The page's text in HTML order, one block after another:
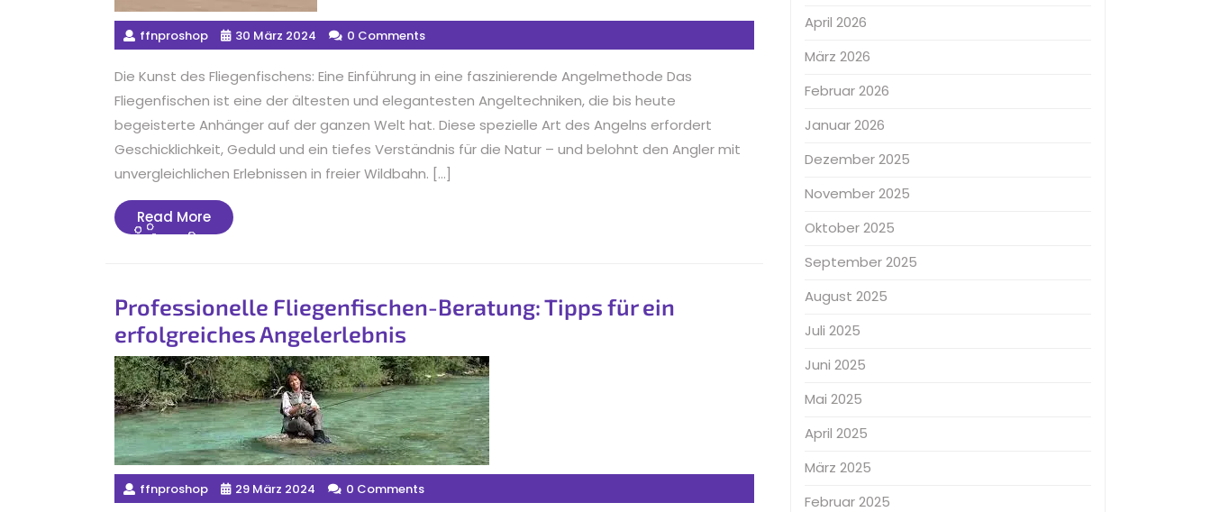
ffnproshop 30 März 2024 0 Comments
Die Kunst des Fliegenfischens: Eine Einführung in eine faszinierende Angelmethode Das
Fliegenfischen ist eine der ältesten und elegantesten Angeltechniken, die bis heute
begeisterte Anhänger auf der ganzen Welt hat. Diese spezielle Art des Angelns erfordert
Geschicklichkeit, Geduld und ein tiefes Verständnis für die Natur – und belohnt den Angler mit
unvergleichlichen Erlebnissen in freier Wildbahn. […]
Read MoreRead
More
Professionelle Fliegenfischen-Beratung: Tipps für ein
erfolgreiches Angelerlebnis
ffnproshop 29 März 2024 0 Comments
April 2026
März 2026
Februar 2026
Januar 2026
Dezember 2025
November 2025
Oktober 2025
September 2025
August 2025
Juli 2025
Juni 2025
Mai 2025
April 2025
März 2025
Februar 2025